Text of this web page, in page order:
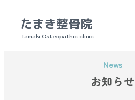
たまき整骨院
Tamaki Osteopathic clinic
お知らせ